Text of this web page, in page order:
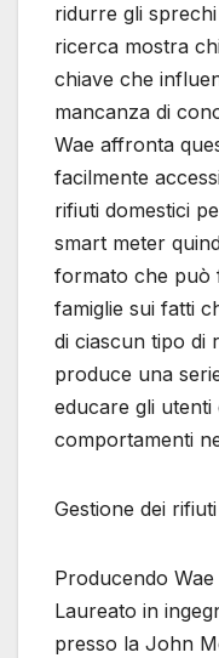
ridurre gli
ricerca mostra
chiave che
mancanza di
Wae affronta
facilmente
rifiuti domestici
smart meter
formato che può
famiglie sui fatti
di ciascun tipo di
produce una
educare gli
comportamenti
Gestione dei
Producendo Wae
Laureato in
presso la John